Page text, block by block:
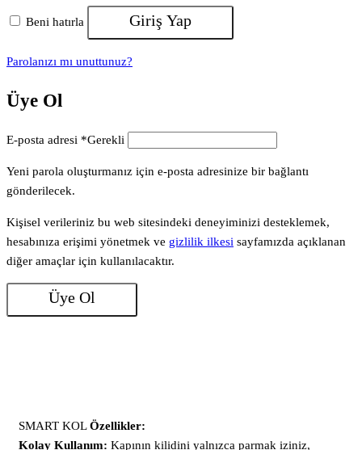
Beni hatırla Giriş Yap
Parolanızı mı unuttunuz?
Üye Ol
E-posta adresi *Gerekli
Yeni parola oluşturmanız için e-posta adresinize bir bağlantı
gönderilecek.
Kişisel verileriniz bu web sitesindeki deneyiminizi desteklemek,
hesabınıza erişimi yönetmek ve gizlilik ilkesi sayfamızda açıklanan
diğer amaçlar için kullanılacaktır.
Üye Ol
SMART KOLÖzellikler:
Kolay Kullanım: Kapının kilidini yalnızca parmak iziniz,